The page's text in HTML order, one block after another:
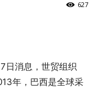
627
日消息，世贸组织
年，巴西是全球采